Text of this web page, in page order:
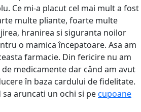
Ce mi-a placut cel mai mult a fost
multe pliante, foarte multe
hranirea si siguranta noilor
o mamica începatoare. Asa am
farmacie. Din fericire nu am
medicamente dar când am avut
în baza cardului de fidelitate.
sa aruncati un ochi si pecupoane